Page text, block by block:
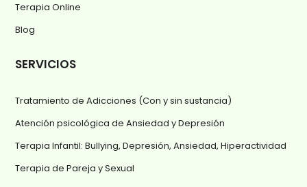
Terapia Online
Blog
SERVICIOS
Tratamiento de Adicciones (Con y sin sustancia)
Atención psicológica de Ansiedad y Depresión
Terapia Infantil: Bullying, Depresión, Ansiedad, Hiperactividad
Terapia de Pareja y Sexual